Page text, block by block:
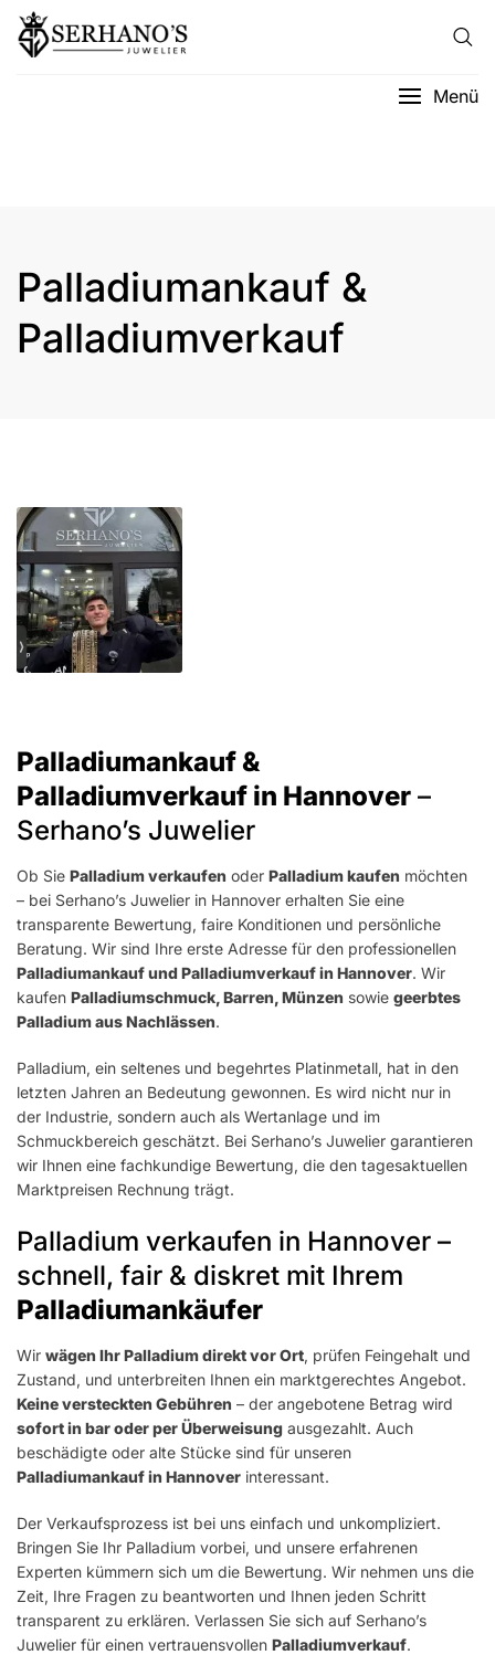
Menü
Palladiumankauf &
Palladiumverkauf
Palladiumankauf &
Palladiumverkauf in Hannover –
Serhano’s Juwelier
Ob Sie Palladium verkaufen oder Palladium kaufen möchten
– bei Serhano’s Juwelier in Hannover erhalten Sie eine
transparente Bewertung, faire Konditionen und persönliche
Beratung. Wir sind Ihre erste Adresse für den professionellen
Palladiumankauf und Palladiumverkauf in Hannover. Wir
kaufen Palladiumschmuck, Barren, Münzen sowie geerbtes
Palladium aus Nachlässen.
Palladium, ein seltenes und begehrtes Platinmetall, hat in den
letzten Jahren an Bedeutung gewonnen. Es wird nicht nur in
der Industrie, sondern auch als Wertanlage und im
Schmuckbereich geschätzt. Bei Serhano’s Juwelier garantieren
wir Ihnen eine fachkundige Bewertung, die den tagesaktuellen
Marktpreisen Rechnung trägt.
Palladium verkaufen in Hannover –
schnell, fair & diskret mit Ihrem
Palladiumankäufer
Wir wägen Ihr Palladium direkt vor Ort, prüfen Feingehalt und
Zustand, und unterbreiten Ihnen ein marktgerechtes Angebot.
Keine versteckten Gebühren – der angebotene Betrag wird
sofort in bar oder per Überweisung ausgezahlt. Auch
beschädigte oder alte Stücke sind für unseren
Palladiumankauf in Hannover interessant.
Der Verkaufsprozess ist bei uns einfach und unkompliziert.
Bringen Sie Ihr Palladium vorbei, und unsere erfahrenen
Experten kümmern sich um die Bewertung. Wir nehmen uns die
Zeit, Ihre Fragen zu beantworten und Ihnen jeden Schritt
transparent zu erklären. Verlassen Sie sich auf Serhano’s
Juwelier für einen vertrauensvollen Palladiumverkauf.